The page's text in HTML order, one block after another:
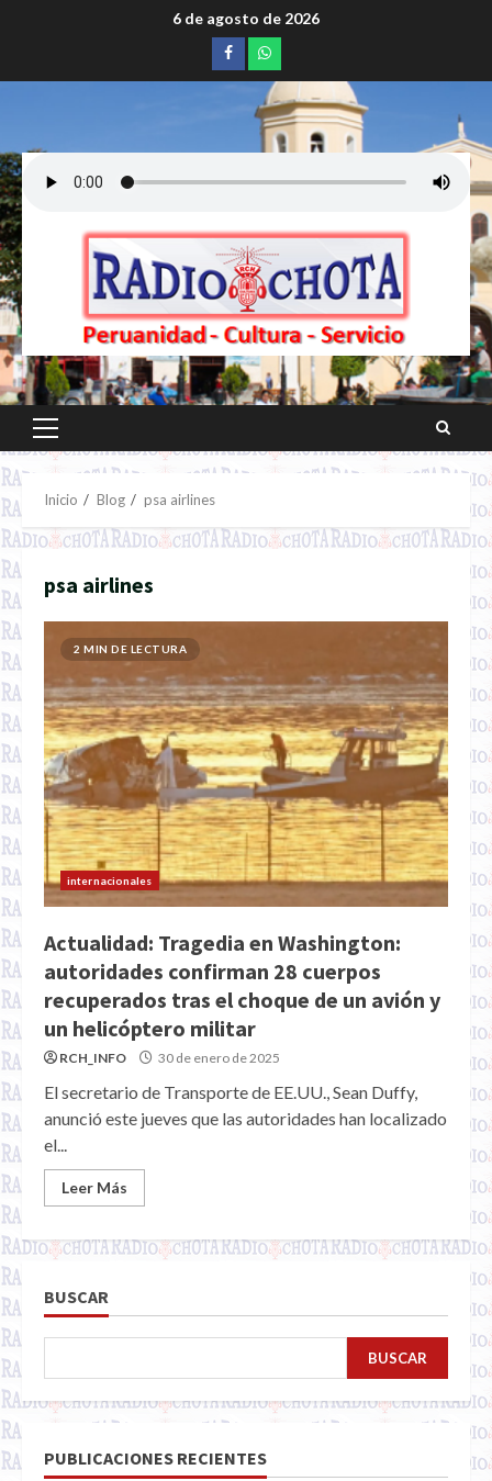
6 de agosto de 2026
Facebookwhatsapp
Menú
principal
Inicio Blog psa airlines
psa airlines
2 MIN DE LECTURA
internacionales
Actualidad: Tragedia en Washington:
autoridades confirman 28 cuerpos
recuperados tras el choque de un avión y
un helicóptero militar
RCH_INFO 30 de enero de 2025
El secretario de Transporte de EE.UU., Sean Duffy,
anunció este jueves que las autoridades han localizado
el...
Leer Más
BUSCAR
BUSCAR
PUBLICACIONES RECIENTES